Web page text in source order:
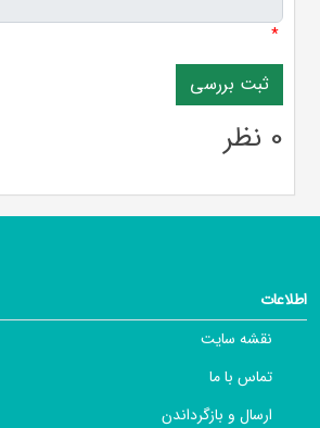
*
0 نظر
اطلاعات
نقشه سایت
تماس با ما
ارسال و بازگرداندن